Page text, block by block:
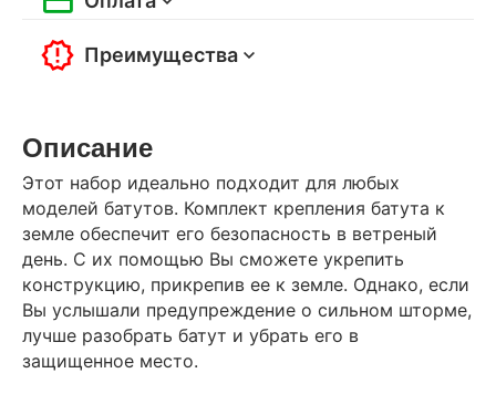
Преимущества
Описание
Этот набор идеально подходит для любых
моделей батутов. Комплект крепления батута к
земле обеспечит его безопасность в ветреный
день. С их помощью Вы сможете укрепить
конструкцию, прикрепив ее к земле. Однако, если
Вы услышали предупреждение о сильном шторме,
лучше разобрать батут и убрать его в
защищенное место.